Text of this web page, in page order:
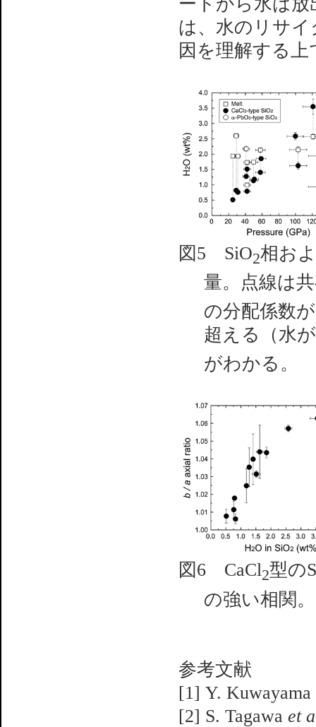
は、水のリサ
因を理解する
図5 SiO2相お
量。点線は
の分配係数
超える（水
がわかる。
図6 CaCl2型の
の強い相関。
参考文献
[1] Y. Kuwayama
[2] S. Tagawa et